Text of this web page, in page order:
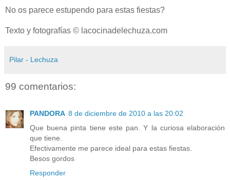
No os parece estupendo para estas fiestas?
Texto y fotografías © lacocinadelechuza.com
Pilar - Lechuza
99 comentarios:
PANDORA 8 de diciembre de 2010 a las 20:02
Que buena pinta tiene este pan. Y la curiosa elaboración
que tiene.
Efectivamente me parece ideal para estas fiestas.
Besos gordos
Responder